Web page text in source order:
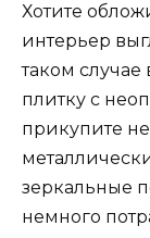
Хотите
интерьер
таком
плитку с
прикупите
зеркальные
немного